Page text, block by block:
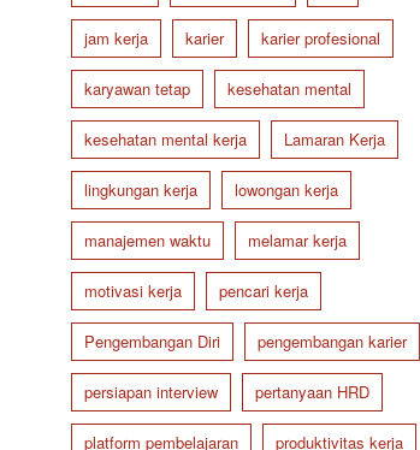
jam kerja karier karier profesional
karyawan tetap kesehatan mental
kesehatan mental kerja Lamaran Kerja
lingkungan kerja lowongan kerja
manajemen waktu melamar kerja
motivasi kerja pencari kerja
Pengembangan Diri pengembangan karier
persiapan interview pertanyaan HRD
platform pembelajaran produktivitas kerja